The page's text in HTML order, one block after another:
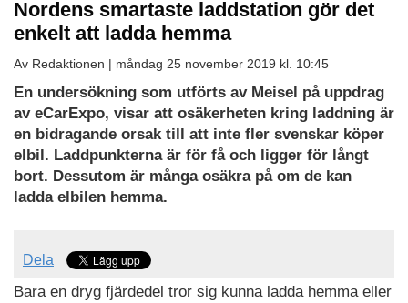
Nordens smartaste laddstation gör det
enkelt att ladda hemma
Av Redaktionen | måndag 25 november 2019 kl. 10:45
En undersökning som utförts av Meisel på uppdrag
av eCarExpo, visar att osäkerheten kring laddning är
en bidragande orsak till att inte fler svenskar köper
elbil. Laddpunkterna är för få och ligger för långt
bort. Dessutom är många osäkra på om de kan
ladda elbilen hemma.
Dela
Bara en dryg fjärdedel tror sig kunna ladda hemma eller